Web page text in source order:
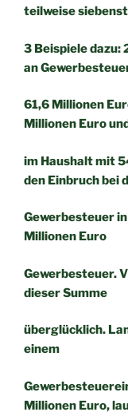
teilweise
3 Beispiele
an
61,6 Millionen
Millionen Euro
im Haushalt mit
den Einbruch bei
Gewerbesteuer
Millionen Euro
Gewerbesteuer.
dieser Summe
überglücklich.
einem
Millionen Euro,